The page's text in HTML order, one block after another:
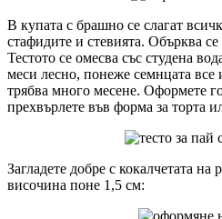
В купата с брашно се слагат
стафидите и стевията. Обърква
Тестото се омесва със студена
меси лесно, понеже семнцата все
трябва много месене. Оформете
прехвърлете във форма за торта
Загладете добре с кокалчетата
височина поне 1,5 см: